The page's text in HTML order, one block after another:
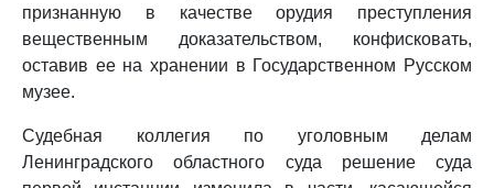
признанную в качестве орудия преступления
вещественным доказательством, конфисковать,
оставив ее на хранении в Государственном Русском
музее.
Судебная коллегия по уголовным делам
Ленинградского областного суда решение суда